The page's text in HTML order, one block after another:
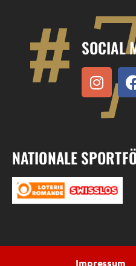
SOCIAL
NATIONALE
Impressum